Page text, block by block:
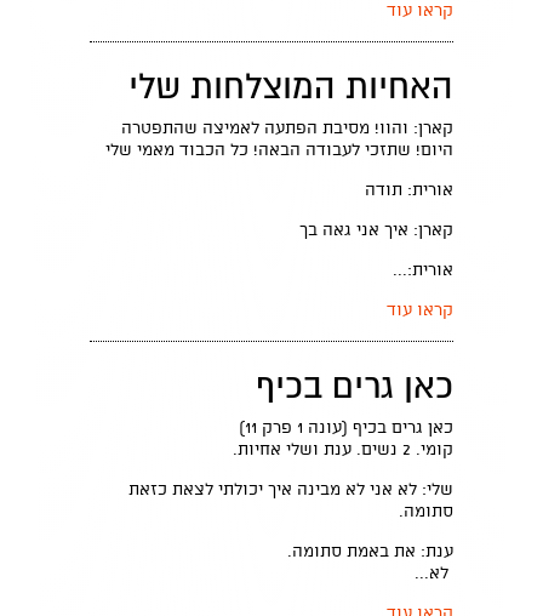
קראו עוד
האחיות המוצלחות שלי
קארן: והוו! מסיבת הפתעה לאמיצה שהתפטרה
היום! שתזכי לעבודה הבאה! כל הכבוד מאמי שלי
אורית: תודה
קארן: איך אני גאה בך
אורית:...
קראו עוד
כאן גרים בכיף
כאן גרים בכיף (עונה 1 פרק 11)
קומי. 2 נשים. ענת ושלי אחיות.
שלי: לא אני לא מבינה איך יכולתי לצאת כזאת
סתומה.
ענת: את באמת סתומה.
לא...